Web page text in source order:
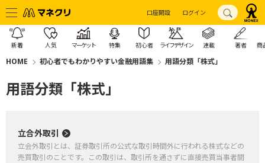
口座開設 ログイン
新着 人気 マーケット 特集 初心者 ライフデザイン 連載 著者 商
HOME 初心者でもわかりやすい金融用語集 用語分類「株式」
用語分類「株式」
立合外取引
立会外取引とは、証券取引所の公式な取引時間外に行われる株式などの
売買取引のことです。この取引は、取引所を通さずに直接売買当事者間